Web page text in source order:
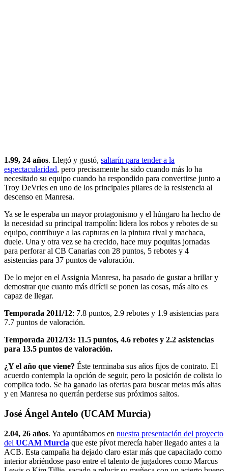
1.99, 24 años. Llegó y gustó, saltarín para tender a la
espectacularidad, pero precisamente ha sido cuando más lo ha
necesitado su equipo cuando ha respondido para convertirse junto a
Troy DeVries en uno de los principales pilares de la resistencia al
descenso en Manresa.
Ya se le esperaba un mayor protagonismo y el húngaro ha hecho de
la necesidad su principal trampolín: lidera los robos y rebotes de su
equipo, contribuye a las capturas en la pintura rival y machaca,
duele. Una y otra vez se ha crecido, hace muy poquitas jornadas
para perforar al CB Canarias con 28 puntos, 5 rebotes y 4
asistencias para 37 puntos de valoración.
De lo mejor en el Assignia Manresa, ha pasado de gustar a brillar y
demostrar que cuanto más difícil se ponen las cosas, más alto es
capaz de llegar.
Temporada 2011/12: 7.8 puntos, 2.9 rebotes y 1.9 asistencias para
7.7 puntos de valoración.
Temporada 2012/13: 11.5 puntos, 4.6 rebotes y 2.2 asistencias
para 13.5 puntos de valoración.
¿Y el año que viene? Éste terminaba sus años fijos de contrato. El
acuerdo contempla la opción de seguir, pero la posición de colista lo
complica todo. Se ha ganado las ofertas para buscar metas más altas
y en Manresa no querrán perderse sus próximos saltos.
José Ángel Antelo (UCAM Murcia)
2.04, 26 años. Ya apuntábamos en nuestra presentación del proyecto
del UCAM Murcia que este pívot merecía haber llegado antes a la
ACB. Esta campaña ha dejado claro estar más que capacitado como
interior abriéndose paso entre el talento de jugadores como Marcus